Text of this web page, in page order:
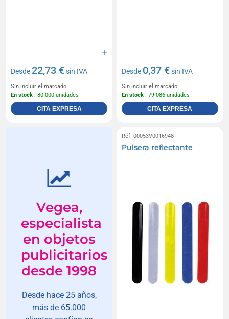
Desde22,73 €sin IVA
Sin incluir el marcado
En stock : 80 000 unidades
CITA EXPRESA
Desde 0,37 €sin IVA
Sin incluir el marcado
En stock : 79 086 unidades
CITA EXPRESA
Vegea,
especialista
en objetos
publicitarios
desde 1998
Desde hace 25 años,
más de 65.000
Réf. 00053V0016948
Pulsera reflectante